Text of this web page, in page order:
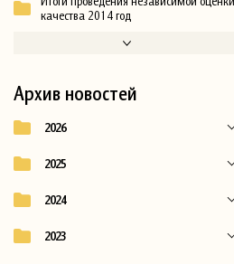
качества 2014 год
Архив новостей
2026
2025
2024
2023